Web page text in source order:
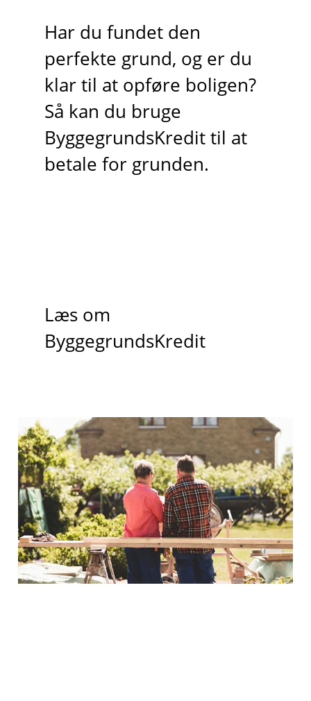
Har du fundet den
perfekte grund, og er du
klar til at opføre boligen?
Så kan du bruge
ByggegrundsKredit til at
betale for grunden.
Læs om
ByggegrundsKredit